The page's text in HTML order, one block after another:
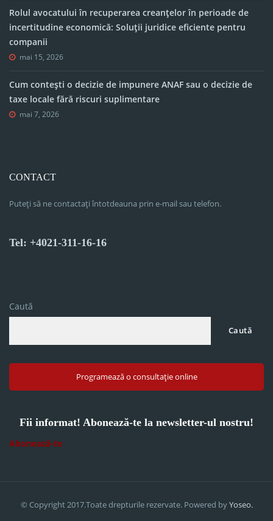
Rolul avocatului în recuperarea creanțelor în perioade de
incertitudine economică: Soluții juridice eficiente pentru
companii
mai 15, 2026
Cum contești o decizie de impunere ANAF sau o decizie de
taxe locale fără riscuri suplimentare
mai 7, 2026
CONTACT
Puteți să ne contactați întotdeauna prin e-mail sau telefon.
Tel: +4021-311-16-16
Caută
Caută
Programează o consultație online
Fii informat! Abonează-te la newsletter-ul nostru!
Abonează-te
© Copyright 2017.Toate drepturile rezervate. Powered byYoseo.